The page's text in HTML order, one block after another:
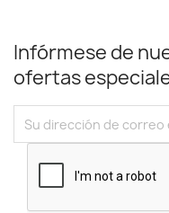
Infórmese de
ofertas